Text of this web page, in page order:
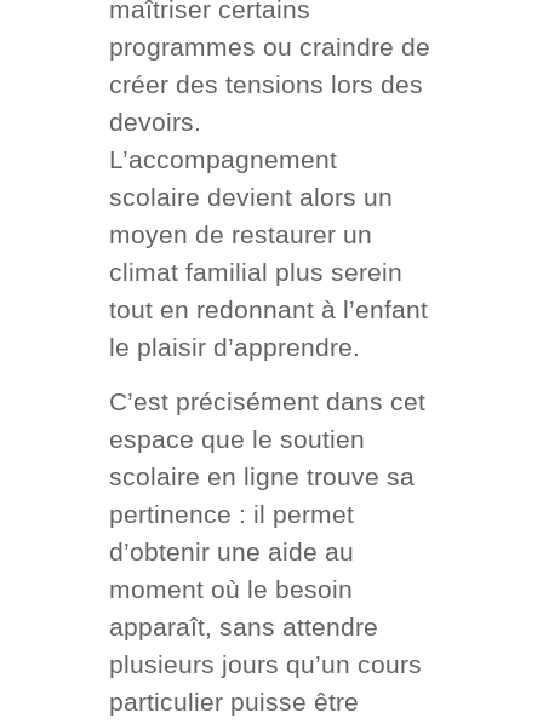
maîtriser certains
programmes ou craindre de
créer des tensions lors des
devoirs.
L’accompagnement
scolaire devient alors un
moyen de restaurer un
climat familial plus serein
tout en redonnant à l’enfant
le plaisir d’apprendre.
C’est précisément dans cet
espace que le soutien
scolaire en ligne trouve sa
pertinence : il permet
d’obtenir une aide au
moment où le besoin
apparaît, sans attendre
plusieurs jours qu’un cours
particulier puisse être